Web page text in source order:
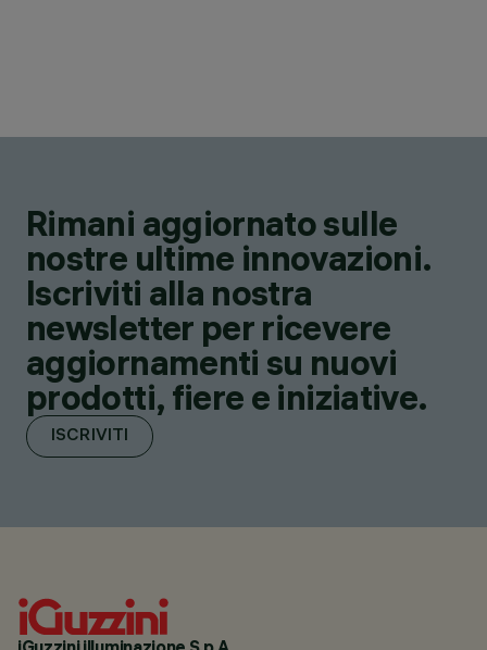
Rimani aggiornato sulle
nostre ultime innovazioni.
Iscriviti alla nostra
newsletter per ricevere
aggiornamenti su nuovi
prodotti, fiere e iniziative.
ISCRIVITI